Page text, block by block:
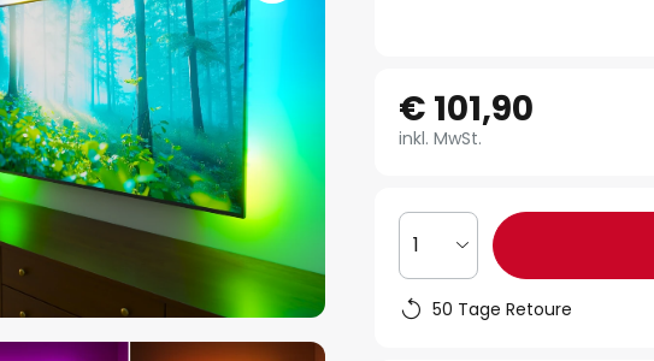
€ 101,90
inkl. MwSt.
1
50 Tage Retoure